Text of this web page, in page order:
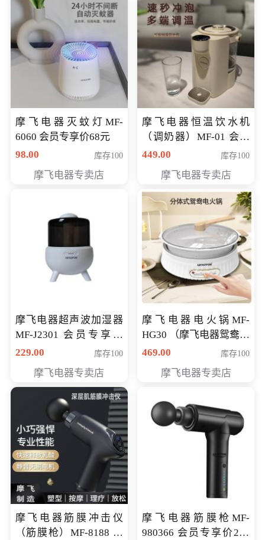
摩飞电器灭蚊灯MF-
6060 会员专享价68元
98.00
库存100
摩飞电器专卖店
摩飞电器恒温饮水机
（调奶器）MF-01 会员
专享价366元
449.00 库存100
摩飞电器专卖店
摩飞电器超声波加湿器
MF-J2301 会员专享价
168元
229.00 库存100
摩飞电器专卖店
摩飞电器电火锅MF-
HG30 （摩飞电器鸳鸯锅
MF-HG30 ） 会员专享价
469.00 库存100
摩飞电器专卖店
摩飞电器筋膜冲击仪
（筋膜枪）MF-8188 会
摩飞电器筋膜枪MF-
980366 会员专享价299